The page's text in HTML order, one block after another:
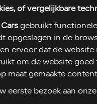
of vergelijkbare
gebruikt
opgeslagen in de
ervoor dat de
om de website goed
maat gemaakte
eerste bezoek aan